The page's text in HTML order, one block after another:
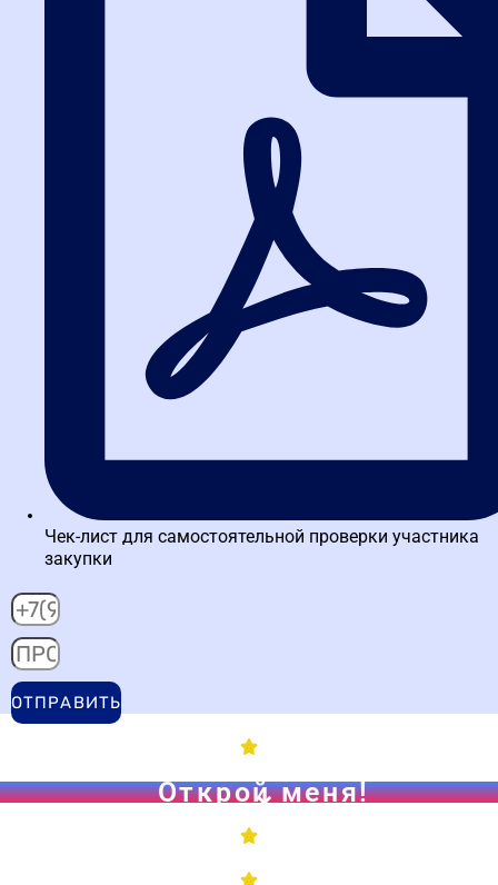
столовая, кафе, где можно выпить вкусный кофе и перекусить.
Персонал приветливый. Конечно самое ценное- это…
Хочу выразить благодарность за возможность пройти обучение
в Высшей школе закупок. Отличная возможность получить
знания в новой для себя сфере. Учебный процесс был
интересным, увлекательным и доступным к восприятию. Также
отмечу профессионализм преподавателей, в особенности Аделя
Касимовича. Желаю вашим курсам дальнейшего процветания и
успехов!